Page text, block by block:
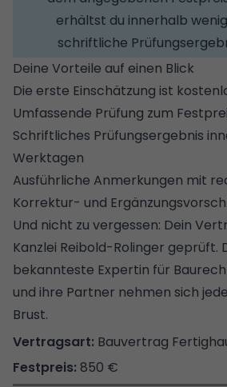
erhältst du innerhalb
schriftliche
Deine Vorteile auf einen Blick
Die erste Einschätzung ist
Umfassende Prüfung zum
Schriftliches Prüfungsergebnis
Werktagen
Ausführliche Anmerkungen mit
Korrektur- und
Und nicht zu vergessen: Dein
Kanzlei Reibold-Rolinger geprüft.
bekannteste Expertin für
und ihre Partner nehmen sich
Brust.
Bauvertrag
850 €